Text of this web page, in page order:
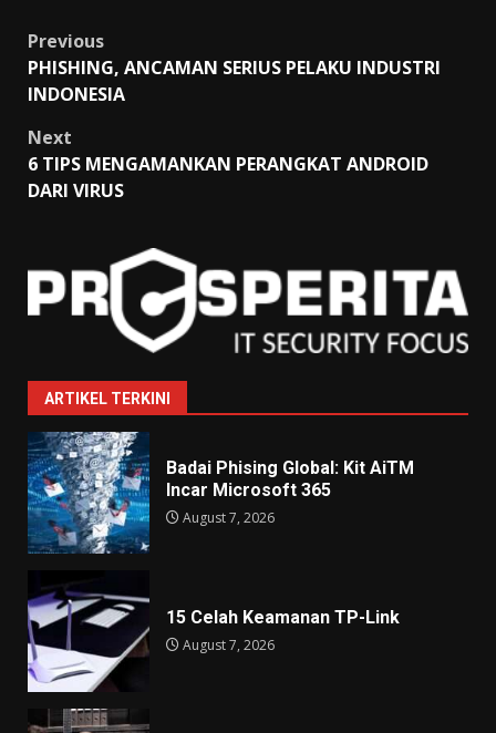
Post
navigation
Previous
PHISHING, ANCAMAN SERIUS PELAKU INDUSTRI
INDONESIA
Next
6 TIPS MENGAMANKAN PERANGKAT ANDROID
DARI VIRUS
ARTIKEL TERKINI
Badai Phising Global: Kit AiTM
Incar Microsoft 365
August 7, 2026
15 Celah Keamanan TP-Link
August 7, 2026